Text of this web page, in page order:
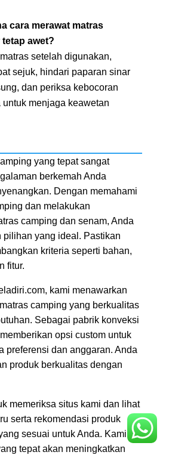
cara merawat matras
awet?
setelah digunakan,
sejuk, hindari paparan sinar
dan periksa kebocoran
menjaga keawetan
yang tepat sangat
berkemah Anda
Dengan memahami
dan melakukan
camping dan senam, Anda
pilihan yang ideal. Pastikan
kriteria seperti bahan,
fitur.
kami menawarkan
camping yang berkualitas
Sebagai pabrik konveksi
opsi custom untuk
preferensi dan anggaran. Anda
produk berkualitas dengan
memeriksa situs kami dan lihat
serta rekomendasi produk
sesuai untuk Anda. Kami
tepat akan meningkatkan